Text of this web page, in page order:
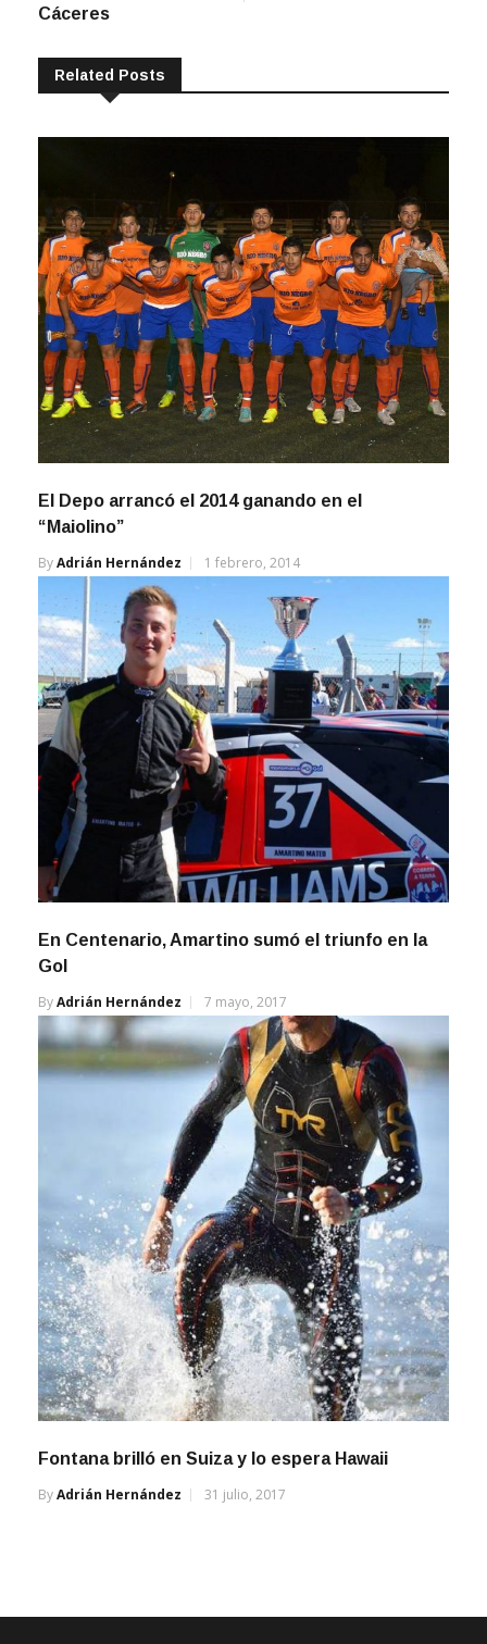
Cáceres
Related Posts
El Depo arrancó el 2014 ganando en el
“Maiolino”
ByAdrián Hernández 1 febrero, 2014
En Centenario, Amartino sumó el triunfo en la
Gol
ByAdrián Hernández 7 mayo, 2017
Fontana brilló en Suiza y lo espera Hawaii
ByAdrián Hernández 31 julio, 2017